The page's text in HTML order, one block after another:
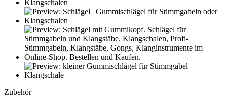
Zubehör